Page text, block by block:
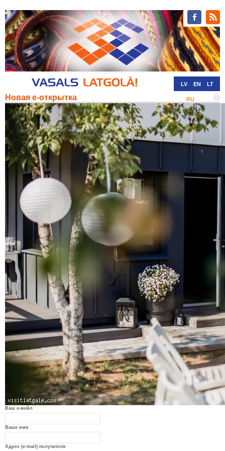
LV EN LT
RU
Новая е-открытка
Ваш е-мейл
Ваше имя
Адрес (e-mail) получателя